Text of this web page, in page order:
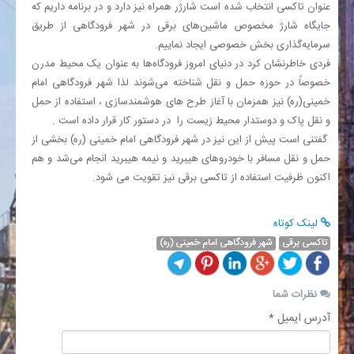
عنوان تاکسی انتخاب شده است شارژر همراه نیز دارد و در برنامه داریم که
جایگاه شارژ مخصوص ماشین‌های برقی در شهر فرودگاهی از طریق
سرمایه‌گذاری بخش خصوصی ایجاد نماییم.
فردی خاطرنشان کرد در دنیای امروز فرودگاه‌ها به عنوان یک محیط مدرن
خصوصاً در حوزه حمل و نقل شناخته می‌شوند لذا شهر فرودگاهی امام
خمینی(ره) نیز همزمان با آغاز طرح های هوشمندسازی ، استفاده از حمل
و نقل پاک و دوستدار محیط زیست را در دستور کار قرار داده است .
گفتنی است پیش از این نیز در شهر فرودگاهی امام خمینی (ره) بخشی از
حمل و نقل مسافر با خودروهای هیبرید و نیمه هیبرید انجام می‌شد و هم
اکنون ظرفیت استفاده از تاکسی برقی نیز تقویت می شود.
لینک کوتاه
تاکسی برقی شهر فرودگاهی امام خمینی (ره)
نظرات شما
آدرس ایمیل *